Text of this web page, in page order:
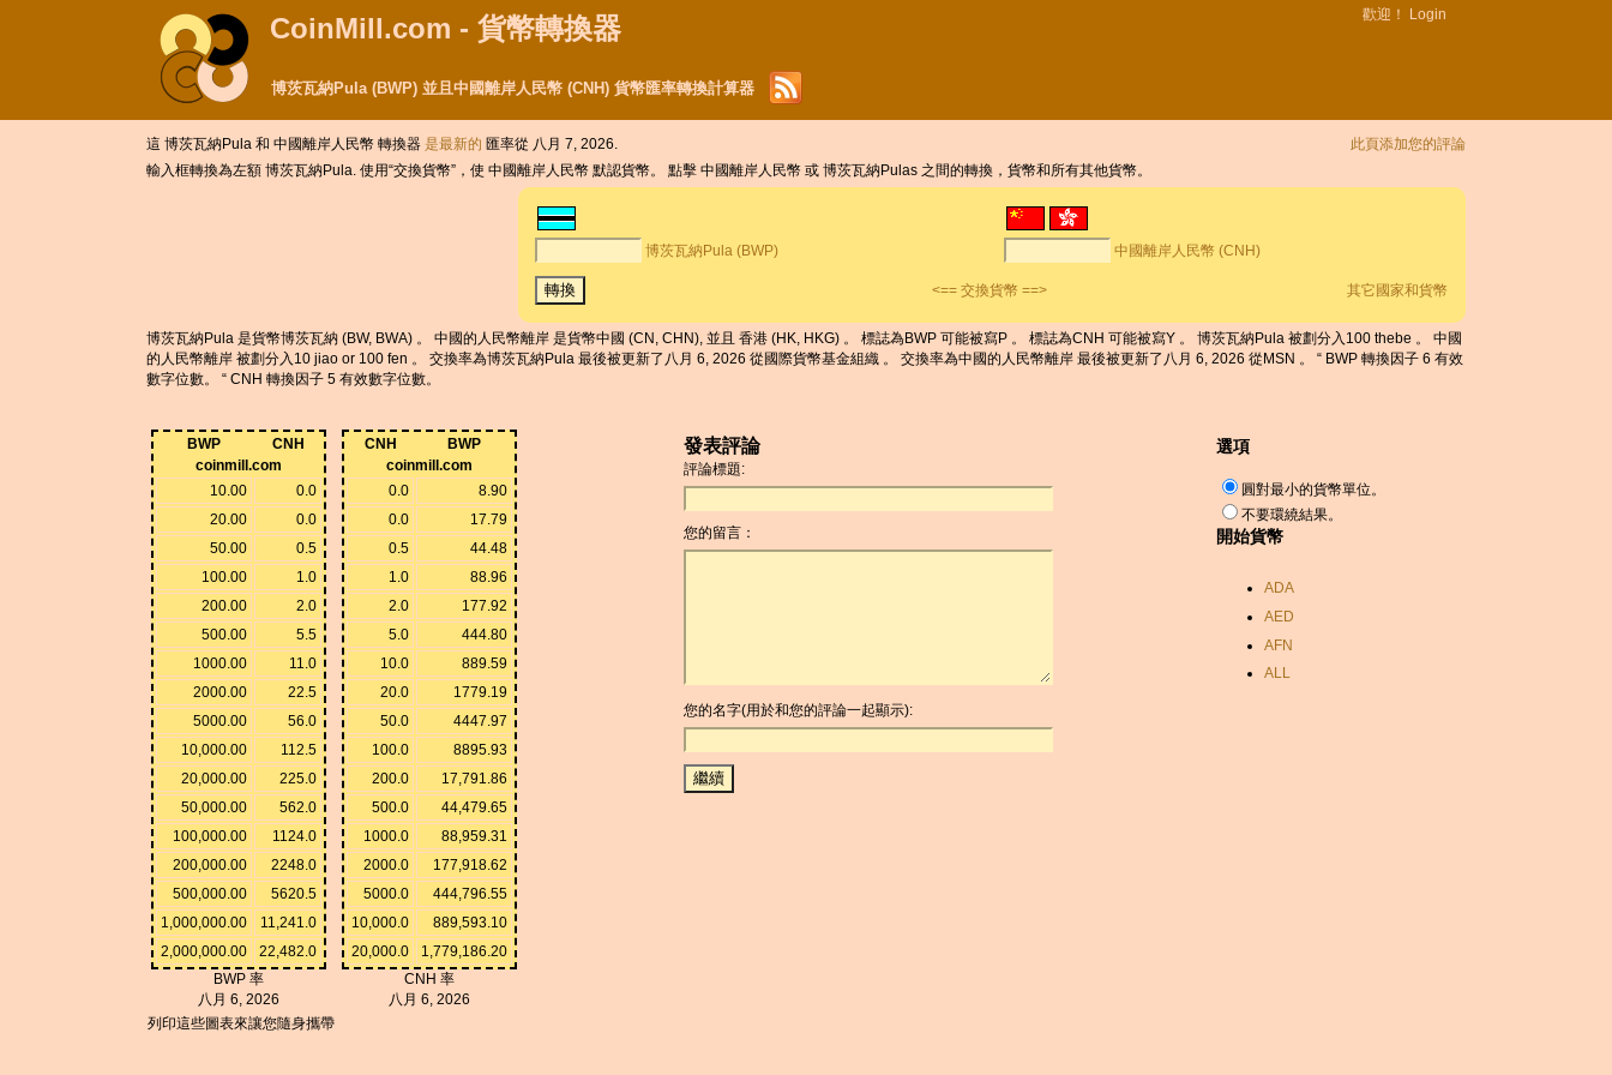
CoinMill.com - 貨幣轉換器 歡迎！ Login
博茨瓦納Pula (BWP) 並且中國離岸人民幣 (CNH) 貨幣匯率轉換計算器
此頁添加您的評論
這 博茨瓦納Pula 和 中國離岸人民幣 轉換器 是最新的 匯率從 八月 7, 2026.
輸入框轉換為左額 博茨瓦納Pula. 使用“交換貨幣”，使 中國離岸人民幣 默認貨幣。 點擊 中國離岸人民幣 或 博茨瓦納Pulas 之間的轉換，貨幣和所有其他貨幣。
博茨瓦納Pula (BWP) 中國離岸人民幣 (CNH)
<== 交換貨幣 ==> 其它國家和貨幣
博茨瓦納Pula 是貨幣博茨瓦納 (BW, BWA) 。 中國的人民幣離岸 是貨幣中國 (CN, CHN), 並且 香港 (HK, HKG) 。 標誌為BWP 可能被寫P 。 標誌為CNH 可能被寫Y 。 博茨瓦納Pula 被劃分入100 thebe 。 中國
的人民幣離岸 被劃分入10 jiao or 100 fen 。 交換率為博茨瓦納Pula 最後被更新了八月 6, 2026 從國際貨幣基金組織 。 交換率為中國的人民幣離岸 最後被更新了八月 6, 2026 從MSN 。 “ BWP 轉換因子 6 有效
數字位數。 “ CNH 轉換因子 5 有效數字位數。
BWP
CNH
coinmill.com
10.00
0.0
20.00
0.0
50.00
0.5
100.00
1.0
200.00
2.0
500.00
5.5
1000.00
11.0
2000.00
22.5
5000.00
56.0
10,000.00
112.5
20,000.00
225.0
50,000.00
562.0
100,000.00
1124.0
200,000.00
2248.0
500,000.00
5620.5
1,000,000.00
11,241.0
2,000,000.00
22,482.0
BWP 率
八月 6, 2026
CNH
BWP
coinmill.com
0.0
8.90
0.0
17.79
0.5
44.48
1.0
88.96
2.0
177.92
5.0
444.80
10.0
889.59
20.0
1779.19
50.0
4447.97
100.0
8895.93
200.0
17,791.86
500.0
44,479.65
1000.0
88,959.31
2000.0
177,918.62
5000.0
444,796.55
10,000.0
889,593.10
20,000.0
1,779,186.20
CNH 率
八月 6, 2026
列印這些圖表來讓您隨身攜帶
發表評論
評論標題:
您的留言：
您的名字(用於和您的評論一起顯示):
選項
圓對最小的貨幣單位。
不要環繞結果。
開始貨幣
ADA
AED
AFN
ALL